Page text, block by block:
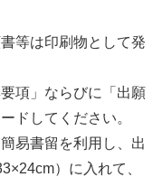
等は印刷物として発
項」ならびに「出願
ドしてください。
易書留を利用し、出
）に入れて、